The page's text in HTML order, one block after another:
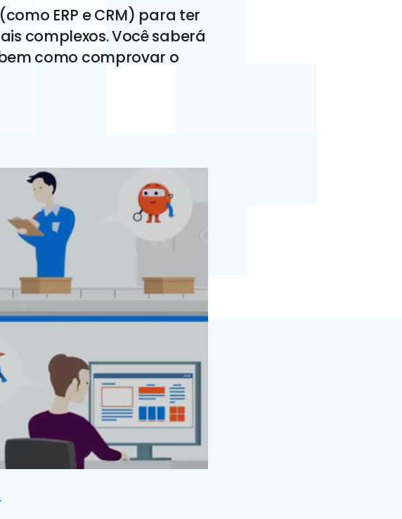
ERP e CRM) para ter
complexos. Você saberá
como comprovar o